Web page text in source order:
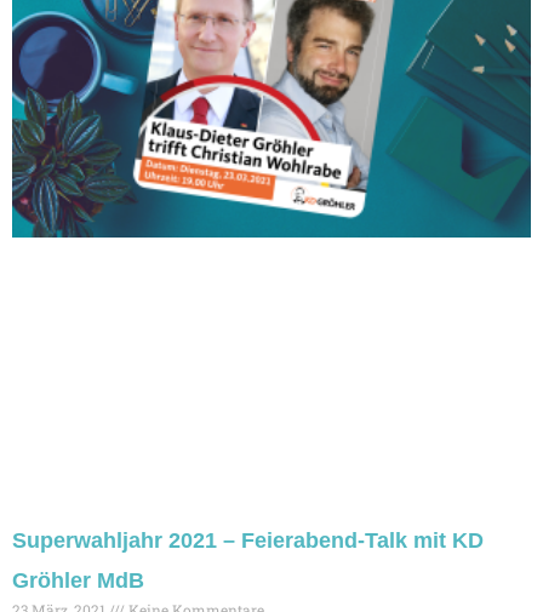
Superwahljahr 2021 – Feierabend-Talk mit KD
Gröhler MdB